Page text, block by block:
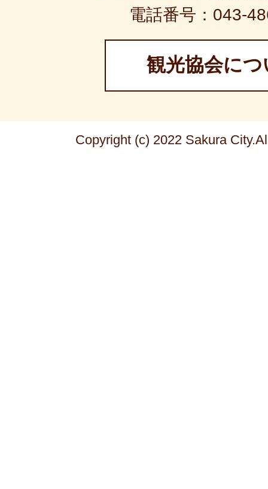
電話番号：043-
観光協会につ
Copyright (c) 2022 Sakura